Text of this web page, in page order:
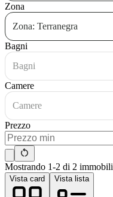
Zona
Zona: Terranegra
Bagni
Bagni
Camere
Camere
Prezzo
Mostrando 1-2 di 2 immobili
Vista card Vista lista